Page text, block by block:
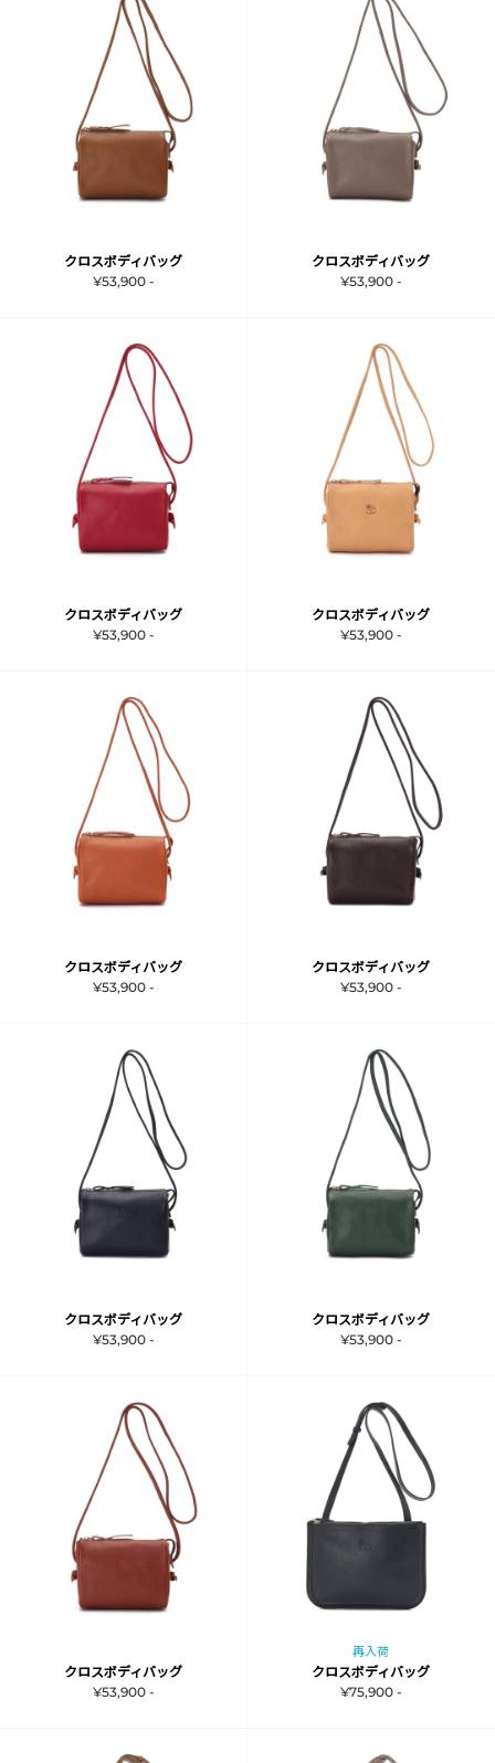
クロスボディバッグ
¥53,900 -
クロスボディバッグ
¥53,900 -
クロスボディバッグ
¥53,900 -
クロスボディバッグ
¥53,900 -
クロスボディバッグ
¥53,900 -
クロスボディバッグ
¥53,900 -
クロスボディバッグ
¥53,900 -
クロスボディバッグ
¥53,900 -
クロスボディバッグ
¥53,900 -
再入荷
クロスボディバッグ
¥75,900 -